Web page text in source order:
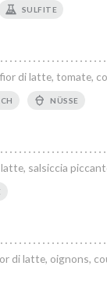
SULFITE
di latte, tomate,
NÜSSE
salsiccia
di latte, oignons,